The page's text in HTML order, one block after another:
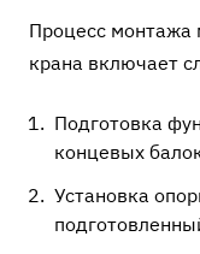
Процесс монтажа
крана включает
Подготовка
концевых
Установка